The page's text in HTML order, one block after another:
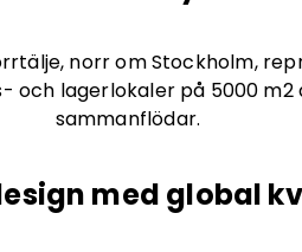
norr om Stockholm,
och lagerlokaler på 5000
sammanflödar.
med global